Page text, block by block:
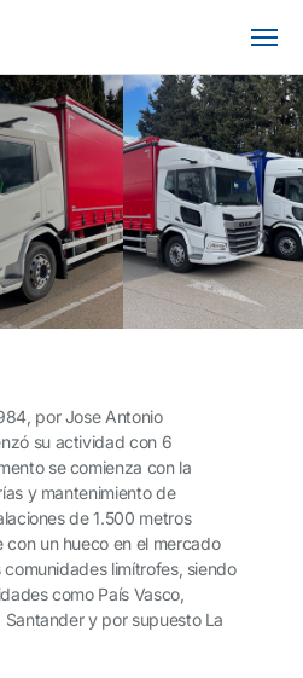
por Jose Antonio
su actividad con 6
se comienza con la
y mantenimiento de
de 1.500 metros
un hueco en el mercado
limítrofes, siendo
como País Vasco,
Santander y por supuesto La